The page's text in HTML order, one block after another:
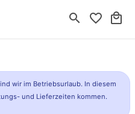
search favorite_border local_mall
wir im Betriebsurlaub. In diesem
und Lieferzeiten kommen.